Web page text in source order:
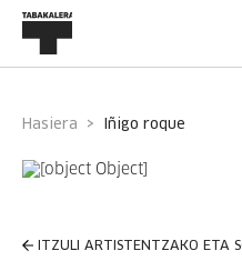
Hasiera iñigo roque
ITZULI ARTISTENTZAKO ETA